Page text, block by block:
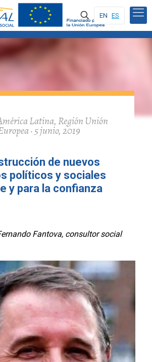
EN ES
Latina, Región Unión
· 5 junio, 2019
de nuevos
políticos y sociales
y para la confianza
Fantova, consultor social